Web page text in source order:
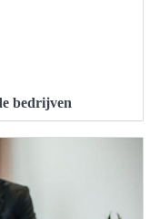
bedrijven